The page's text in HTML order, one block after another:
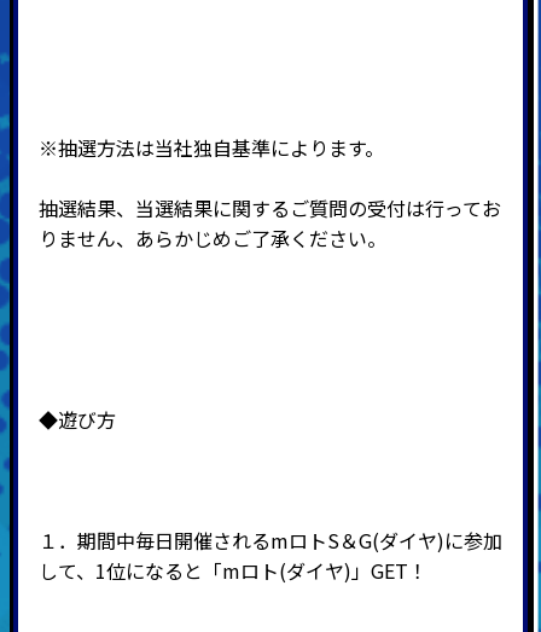
※抽選方法は当社独自基準によります。
抽選結果、当選結果に関するご質問の受付は行ってお
りません、あらかじめご了承ください。
◆遊び方
１．期間中毎日開催されるmロトS＆G(ダイヤ)に参加
して、1位になると「mロト(ダイヤ)」GET！